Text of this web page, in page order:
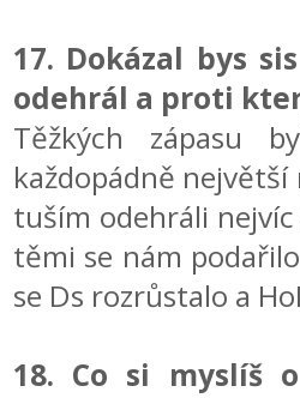
17. Dokázal bys
odehrál a proti
Těžkých zápasu
každopádně největší
tuším odehráli nejvíc
těmi se nám
se Ds rozrůstalo a
18. Co si myslíš